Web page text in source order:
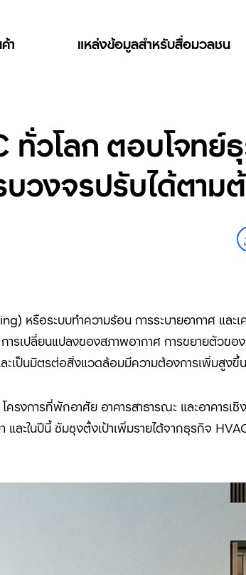
า แหล่งข้อมูลสำหรับสื่อมวลชน
ทั่วโลก ตอบโจทย์
วงจรปรับได้ตาม
หรือระบบทำความร้อน การระบายอากาศ และ
รเปลี่ยนแปลงของสภาพอากาศ การขยายตัวขอ
เป็นมิตรต่อสิ่งแวดล้อมมีความต้องการเพิ่มสูงขึ้
รงการที่พักอาศัย อาคารสาธารณะ และอาคารเ
และในปีนี้ ซัมซุงตั้งเป้าเพิ่มรายได้จากธุรกิจ